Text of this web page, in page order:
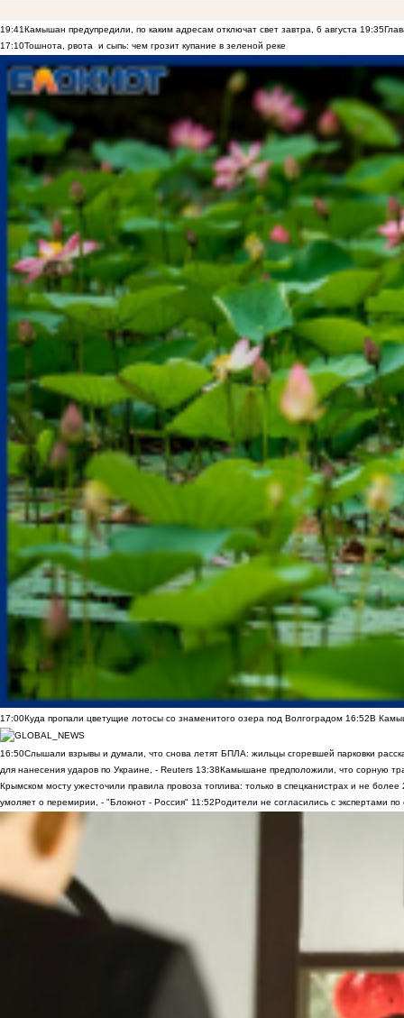
19:41Камышан предупредили, по каким адресам отключат свет завтра, 6 августа 19:35
17:10Тошнота, рвота и сыпь: чем грозит купание в зеленой реке
17:00Куда пропали цветущие лотосы со знаменитого озера под Волгоградом 16:52В
16:50Слышали взрывы и думали, что снова летят БПЛА: жильцы сгоревшей парковки
для нанесения ударов по Украине, - Reuters 13:38Камышане предположили, что сорную
Крымском мосту ужесточили правила провоза топлива: только в спецканистрах и не
умоляет о перемирии, - "Блокнот - Россия" 11:52Родители не согласились с экспертами